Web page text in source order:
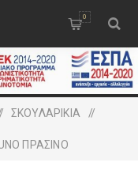
0
/ ΣΚΟΥΛΑΡΙΚΙΑ /
ΠΡΑΣΙΝΟ